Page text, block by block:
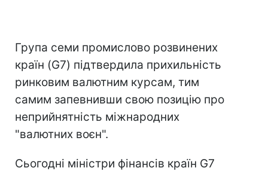
Група семи промислово розвинених
країн (G7) підтвердила прихильність
ринковим валютним курсам, тим
самим запевнивши свою позицію про
неприйнятність міжнародних
"валютних воєн".
Сьогодні міністри фінансів країн G7